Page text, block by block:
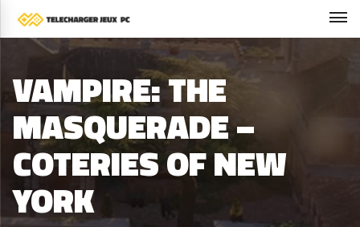
VAMPIRE: THE
MASQUERADE –
COTERIES OF NEW
YORK